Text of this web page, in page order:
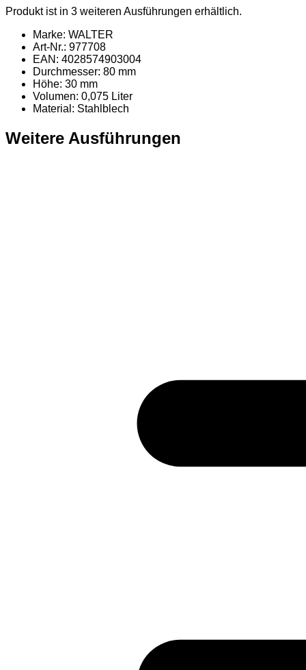
Produkt ist in 3 weiteren Ausführungen erhältlich.
Marke: WALTER
Art-Nr.: 977708
EAN: 4028574903004
Durchmesser: 80 mm
Höhe: 30 mm
Volumen: 0,075 Liter
Material : Stahlblech
Weitere Ausführungen